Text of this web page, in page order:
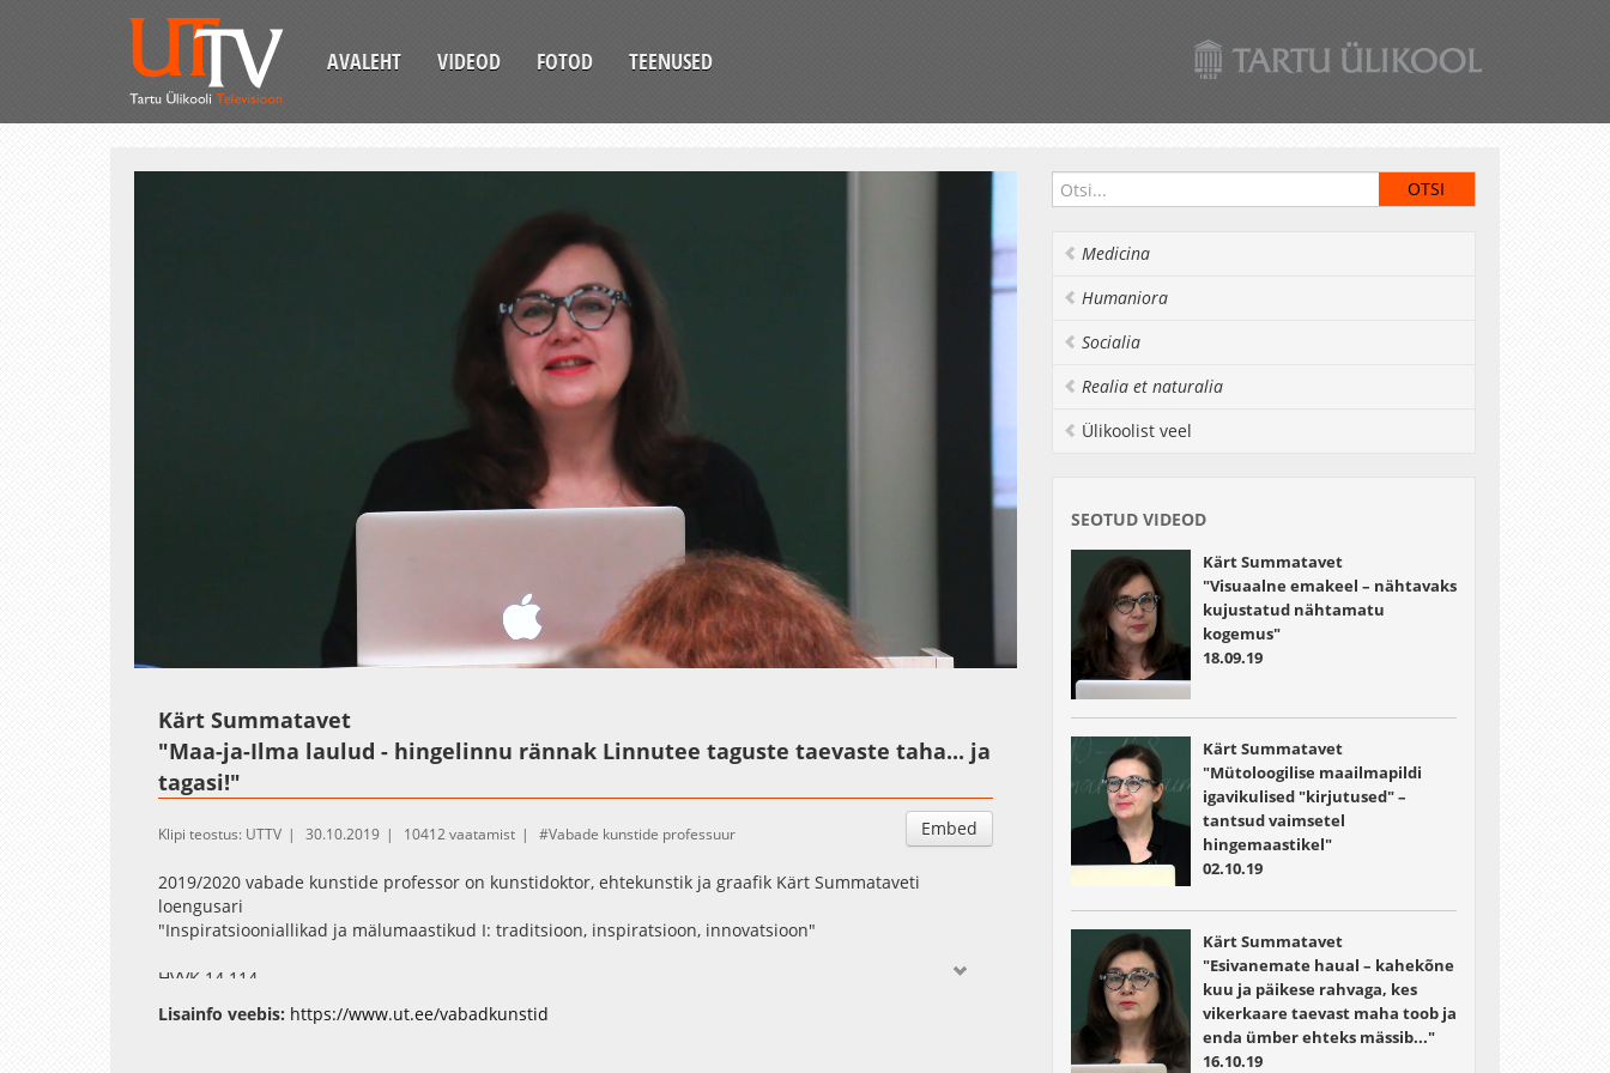
AVALEHT VIDEOD FOTOD TEENUSED
Esituskiirused
Kärt Summatavet
"Maa-ja-Ilma laulud - hingelinnu rännak Linnutee taguste taevaste taha... ja
tagasi!"
Embed
Klipi teostus: UTTV 30.10.2019 10412 vaatamist Vabade kunstide professuur
2019/2020 vabade kunstide professor on kunstidoktor, ehtekunstik ja graafik Kärt Summataveti
loengusari
"Inspiratsiooniallikad ja mälumaastikud I: traditsioon, inspiratsioon, innovatsioon"
HVVK.14.114
Kärt Summatavet oma kursustest: Kärt Summatavet. Foto autor Tairo Lutter "Sügissemestril käsitletakse
Lisainfo veebis: https://www.ut.ee/vabadkunstid
Medicina
Humaniora
Socialia
Realia et naturalia
Ülikoolist veel
SEOTUD VIDEOD
Kärt Summatavet
"Visuaalne emakeel – nähtavaks
kujustatud nähtamatu
kogemus"
18.09.19
Kärt Summatavet
"Mütoloogilise maailmapildi
igavikulised "kirjutused" –
tantsud vaimsetel
hingemaastikel"
02.10.19
Kärt Summatavet
"Esivanemate haual – kahekõne
kuu ja päikese rahvaga, kes
vikerkaare taevast maha toob ja
enda ümber ehteks mässib..."
16.10.19